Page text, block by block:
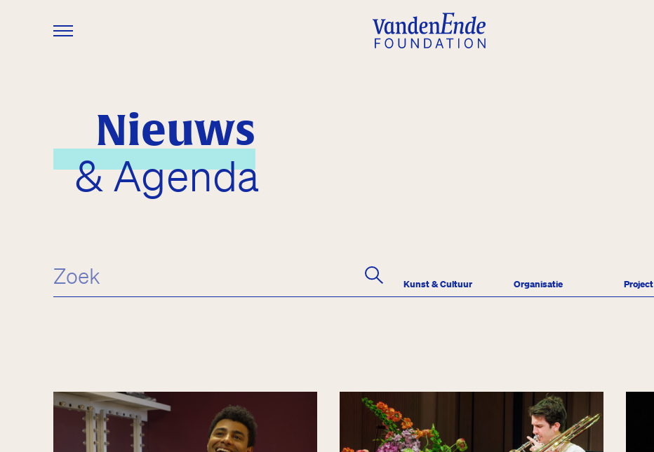
Overslaan en naar de inhoud gaan
Nieuws
& Agenda
Kunst & Cultuur Organisatie Project